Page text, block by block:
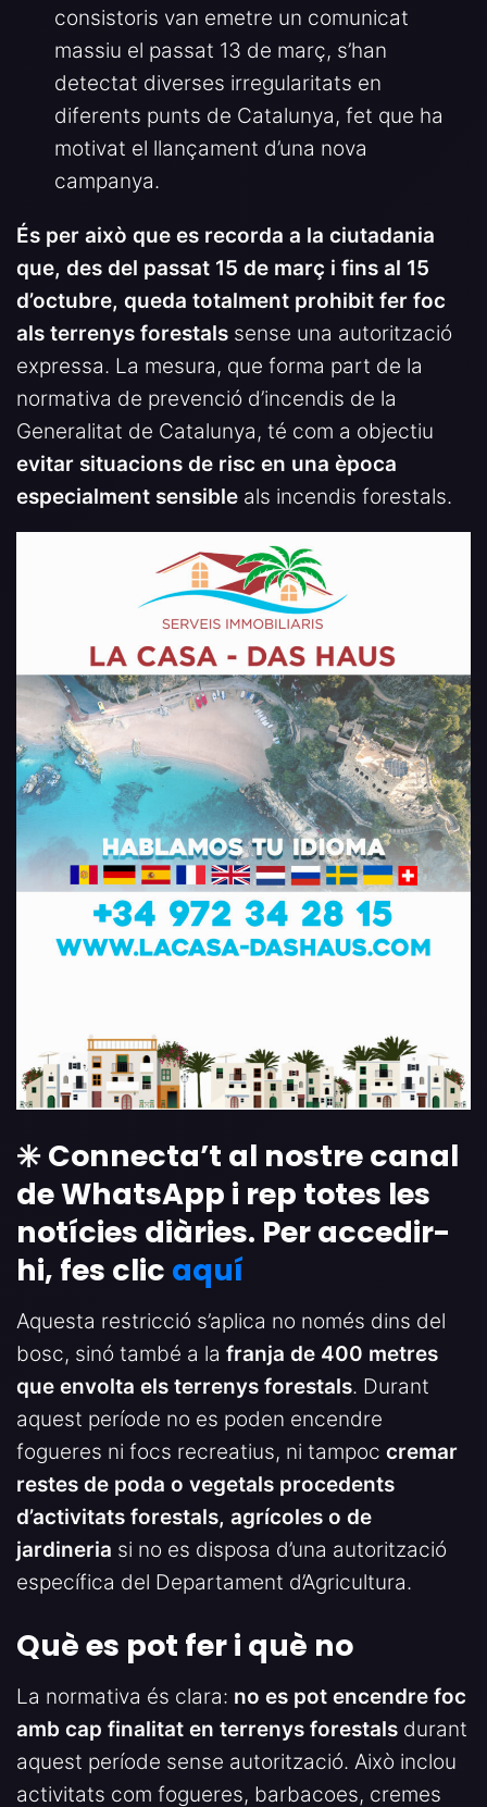
consistoris van emetre un comunicat
massiu el passat 13 de març, s’han
detectat diverses irregularitats en
diferents punts de Catalunya, fet que ha
motivat el llançament d’una nova
campanya.
És per això que es recorda a la ciutadania
que, des del passat 15 de març i fins al 15
d’octubre, queda totalment prohibit fer foc
als terrenys forestals sense una autorització
expressa. La mesura, que forma part de la
normativa de prevenció d’incendis de la
Generalitat de Catalunya, té com a objectiu
evitar situacions de risc en una època
especialment sensible als incendis forestals.
✳️ Connecta’t al nostre canal
de WhatsApp i rep totes les
notícies diàries. Per accedir-
hi, fes clic aquí
Aquesta restricció s’aplica no només dins del
bosc, sinó també a la franja de 400 metres
que envolta els terrenys forestals. Durant
aquest període no es poden encendre
fogueres ni focs recreatius, ni tampoc cremar
restes de poda o vegetals procedents
d’activitats forestals, agrícoles o de
jardineria si no es disposa d’una autorització
específica del Departament d’Agricultura.
Què es pot fer i què no
La normativa és clara: no es pot encendre foc
amb cap finalitat en terrenys forestals durant
aquest període sense autorització. Això inclou
activitats com fogueres, barbacoes, cremes